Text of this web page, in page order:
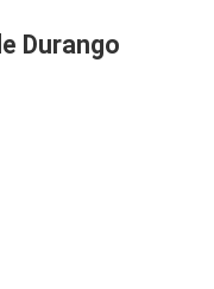
Durango